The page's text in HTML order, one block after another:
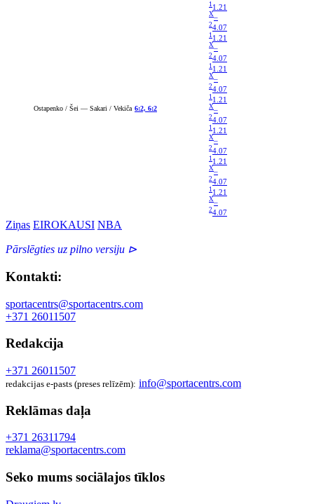
Ostapenko / Šei — Sakari / Vekiča 6:2, 6:2
1 1.21
X–
24.07
1 1.21
X–
24.07
1 1.21
X–
24.07
1 1.21
X–
24.07
1 1.21
X–
24.07
1 1.21
X–
24.07
1 1.21
X–
24.07
Ziņas EIROKAUSI NBA
Pārslēgties uz pilno versiju ⊳
Kontakti:
sportacentrs@sportacentrs.com
+371 26011507
Redakcija
+371 26011507
redakcijas e-pasts (preses relīzēm): info@sportacentrs.com
Reklāmas daļa
+371 26311794
reklama@sportacentrs.com
Seko mums sociālajos tīklos